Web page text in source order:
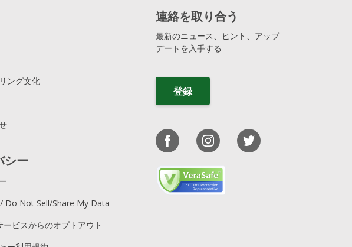
a GDPR-friendly consent solution
popular plugins (e.g., WordPress,
ング文化
シー
Do Not Sell/Share My Data
ービスからのオプトアウト
連絡を取り合う
最新のニュース、ヒント、アップ
デートを入手する
登録